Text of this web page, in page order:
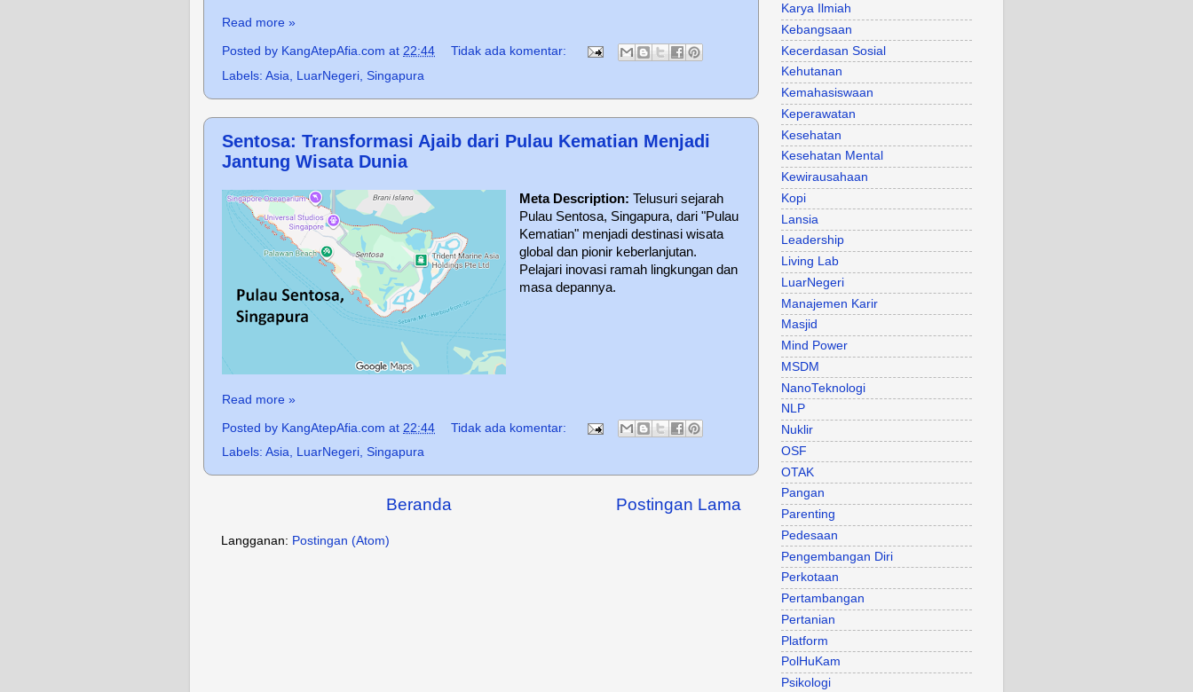
Read more »
Posted by KangAtepAfia.com at 22:44
Tidak ada komentar:
Labels: Asia LuarNegeri Singapura
Sentosa: Transformasi Ajaib dari Pulau Kematian Menjadi
Jantung Wisata Dunia
Meta Description: Telusuri sejarah
Pulau Sentosa, Singapura, dari "Pulau
Kematian" menjadi destinasi wisata
global dan pionir keberlanjutan.
Pelajari inovasi ramah lingkungan dan
masa depannya.
Read more »
Posted by KangAtepAfia.com at 22:44
Tidak ada komentar:
Labels: Asia, LuarNegeri, Singapura
Postingan Lama
Beranda
Langganan: Postingan (Atom)
Karya Ilmiah
Kebangsaan
Kecerdasan Sosial
Kehutanan
Kemahasiswaan
Keperawatan
Kesehatan
Kesehatan Mental
Kewirausahaan
Kopi
Lansia
Leadership
Living Lab
LuarNegeri
Manajemen Karir
Masjid
Mind Power
MSDM
NanoTeknologi
NLP
Nuklir
OSF
OTAK
Pangan
Parenting
Pedesaan
Pengembangan Diri
Perkotaan
Pertambangan
Pertanian
Platform
PolHuKam
Psikologi